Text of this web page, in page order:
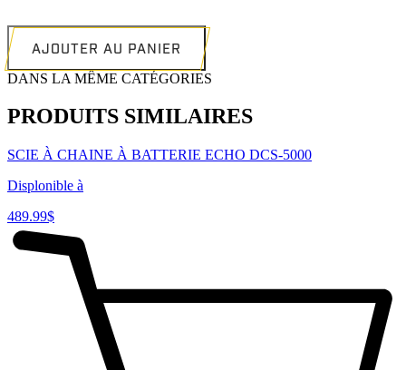
À
BATTERIE
20''
AJOUTER AU PANIER
DANS LA MÊME CATÉGORIES
PRODUITS SIMILAIRES
SCIE À CHAINE À BATTERIE ECHO DCS-5000
Displonible à
489.99$